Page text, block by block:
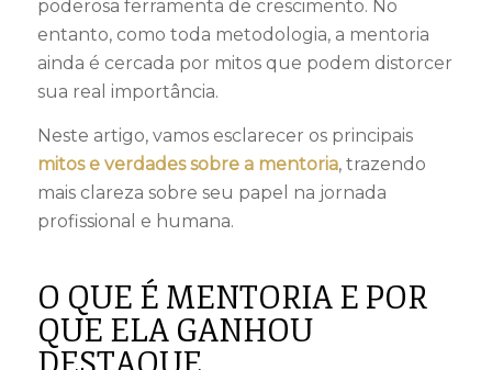
poderosa ferramenta de crescimento. No
entanto, como toda metodologia, a mentoria
ainda é cercada por mitos que podem distorcer
sua real importância.
Neste artigo, vamos esclarecer os principais
mitos e verdades sobre a mentoria, trazendo
mais clareza sobre seu papel na jornada
profissional e humana.
O QUE É MENTORIA E POR
QUE ELA GANHOU